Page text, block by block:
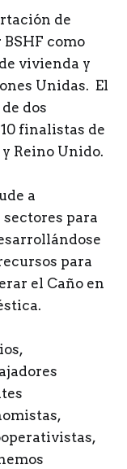
de
BSHF como
vivienda y
Unidas. El
dos
finalistas de
Reino Unido.
a
para
para
el Caño en